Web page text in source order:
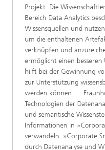
Projekt. Die
Bereich Data Analytics
Wissensquellen und
um die enthaltenen
verknüpfen und
ermöglicht einen
hilft bei der Gewinnung
zur Unterstützung
werden können.
Technologien der
und semantische
Informationen in
verwandeln. »Corporate
durch Datenanalyse und